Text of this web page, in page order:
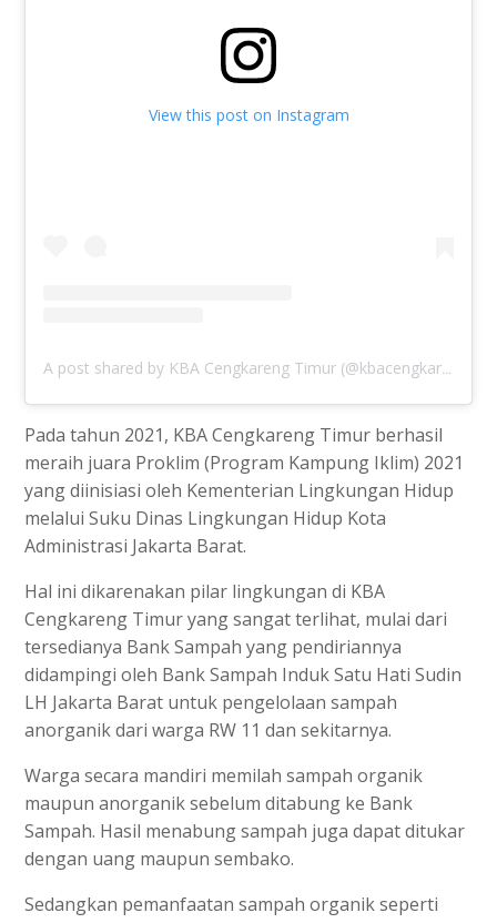
View this post on Instagram
Pada tahun 2021, KBA Cengkareng Timur berhasil
meraih juara Proklim (Program Kampung Iklim) 2021
yang diinisiasi oleh Kementerian Lingkungan Hidup
melalui Suku Dinas Lingkungan Hidup Kota
Administrasi Jakarta Barat.
Hal ini dikarenakan pilar lingkungan di KBA
Cengkareng Timur yang sangat terlihat, mulai dari
tersedianya Bank Sampah yang pendiriannya
didampingi oleh Bank Sampah Induk Satu Hati Sudin
LH Jakarta Barat untuk pengelolaan sampah
anorganik dari warga RW 11 dan sekitarnya.
Warga secara mandiri memilah sampah organik
maupun anorganik sebelum ditabung ke Bank
Sampah. Hasil menabung sampah juga dapat ditukar
dengan uang maupun sembako.
Sedangkan pemanfaatan sampah organik seperti